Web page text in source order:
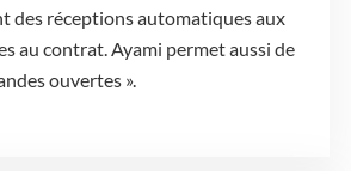
des réceptions automatiques aux
au contrat. Ayami permet aussi de
ouvertes ».